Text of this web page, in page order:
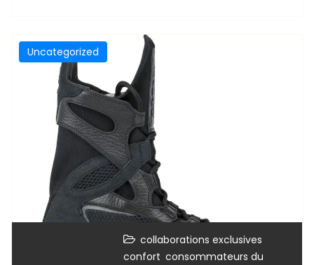
Uncategorized
collaborations exclusives
confort consommateurs du